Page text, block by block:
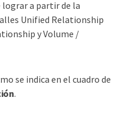
lograr a partir de la
Unified Relationship
y Volume /
se indica en el cuadro de
.